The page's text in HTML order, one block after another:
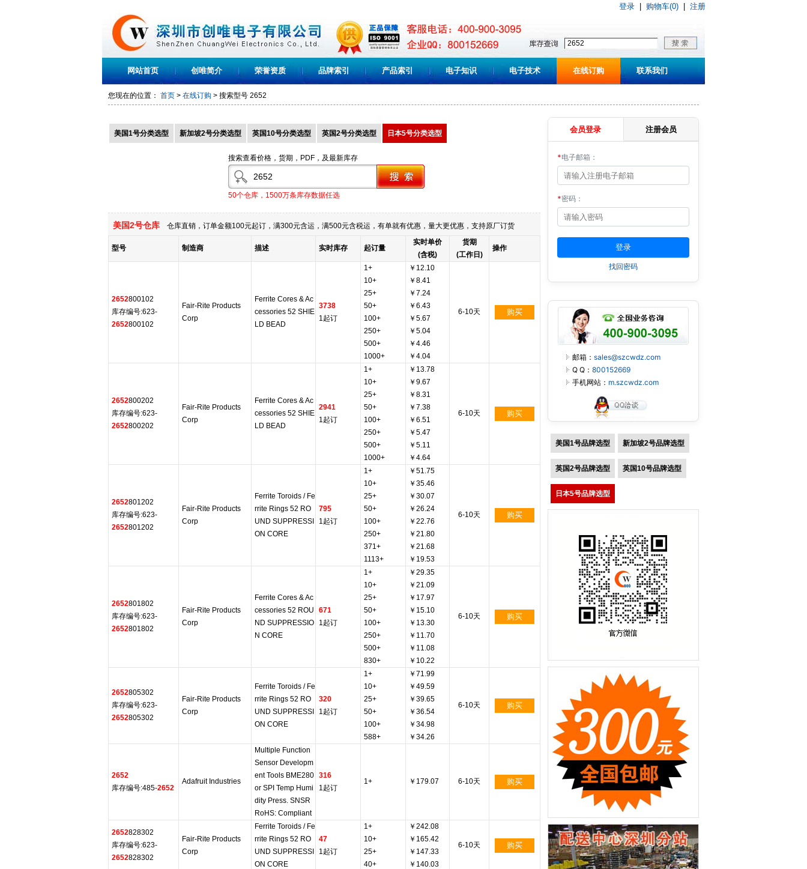
登录 购物车(0) 注册
网站首页 创唯简介 荣誉资质 品牌索引 产品索引 电子知识 电子技术 在线订购 联系我们
您现在的位置： 首页 > 在线订购 > 搜索型号 2652
美国1号分类选型 新加坡2号分类选型 英国10号分类选型 英国2号分类选型 日本5号分类选型
搜索查看价格，货期，PDF，及最新库存
50个仓库，1500万条库存数据任选
美国2号仓库 仓库直销，订单金额100元起订，满300元含运，满500元含税运，有单就有优惠，量大更优惠，支持原厂订货
型号 制造商 描述 实时库存 起订量
实时单价
(含税)
货期
(工作日)
操作
2652800102
库存编号:623-
2652800102
Fair-Rite Products
Corp
Ferrite Cores & Ac
cessories 52 SHIE
LD BEAD
3738
1起订
1+
10+
25+
50+
100+
250+
500+
1000+
￥12.10
￥8.41
￥7.24
￥6.43
￥5.67
￥5.04
￥4.46
￥4.04
6-10天 购买
2652800202
库存编号:623-
2652800202
Fair-Rite Products
Corp
Ferrite Cores & Ac
cessories 52 SHIE
LD BEAD
2941
1起订
1+
10+
25+
50+
100+
250+
500+
1000+
￥13.78
￥9.67
￥8.31
￥7.38
￥6.51
￥5.47
￥5.11
￥4.64
6-10天 购买
2652801202
库存编号:623-
2652801202
Fair-Rite Products
Corp
Ferrite Toroids / Fe
rrite Rings 52 RO
UND SUPPRESSI
ON CORE
795
1起订
1+
10+
25+
50+
100+
250+
371+
1113+
￥51.75
￥35.46
￥30.07
￥26.24
￥22.76
￥21.80
￥21.68
￥19.53
6-10天 购买
2652801802
库存编号:623-
2652801802
Fair-Rite Products
Corp
Ferrite Cores & Ac
cessories 52 ROU
ND SUPPRESSIO
N CORE
671
1起订
1+
10+
25+
50+
100+
250+
500+
830+
￥29.35
￥21.09
￥17.97
￥15.10
￥13.30
￥11.70
￥11.08
￥10.22
6-10天 购买
2652805302
库存编号:623-
2652805302
Fair-Rite Products
Corp
Ferrite Toroids / Fe
rrite Rings 52 RO
UND SUPPRESSI
ON CORE
320
1起订
1+
10+
25+
50+
100+
588+
￥71.99
￥49.59
￥39.65
￥36.54
￥34.98
￥34.26
6-10天 购买
2652
库存编号:485-2652
Adafruit Industries
Multiple Function
Sensor Developm
ent Tools BME280
or SPI Temp Humi
dity Press. SNSR
RoHS: Compliant
316
1起订
1+ ￥179.07 6-10天 购买
2652828302
库存编号:623-
2652828302
Fair-Rite Products
Corp
Ferrite Toroids / Fe
rrite Rings 52 RO
UND SUPPRESSI
ON CORE
47
1起订
1+
10+
25+
40+
￥242.08
￥165.42
￥147.33
￥140.03
6-10天 购买
会员登录 注册会员
*电子邮箱：
*密码：
找回密码
邮箱： sales@szcwdz.com
Q Q： 800152669
手机网站： m.szcwdz.com
美国1号品牌选型 新加坡2号品牌选型
英国2号品牌选型 英国10号品牌选型
日本5号品牌选型